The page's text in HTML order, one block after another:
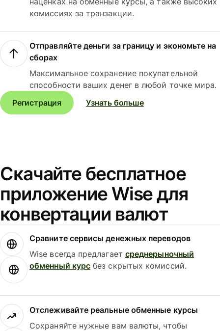
комиссиях за транзакции.
Отправляйте деньги за границу и экономьте на
сборах
Максимальное сохранение покупательной
способности ваших денег в любой точке мира.
Регистрация
Узнать больше
Скачайте бесплатное
приложение Wise для
конвертации валют
Сравните сервисы денежных переводов
Wise всегда предлагает среднерыночный
обменный курс без скрытых комиссий.
Отслеживайте реальные обменные курсы
Сохраняйте нужные вам валюты, чтобы